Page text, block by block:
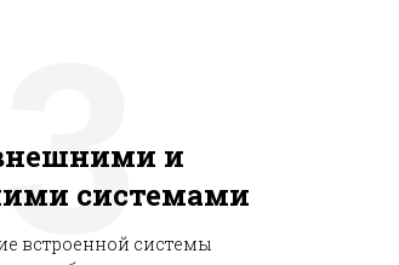
и
системами
встроенной системы
3